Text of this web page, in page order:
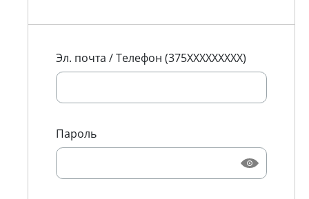
Эл. почта / Телефон (375XXXXXXXXX)
Пароль